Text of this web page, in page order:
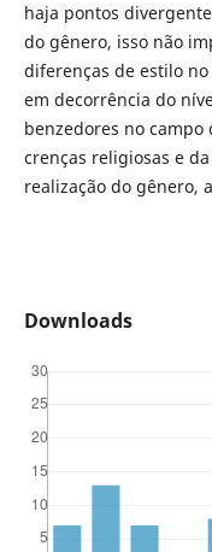
haja pontos
do gênero, isso não
diferenças de estilo
em decorrência do
benzedores no campo
crenças religiosas e
realização do gênero,
Downloads